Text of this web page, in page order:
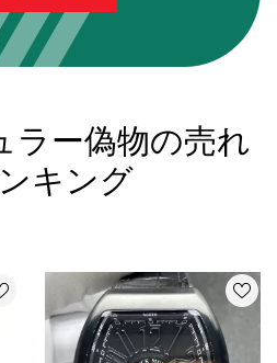
ラー偽物の売れ
キング